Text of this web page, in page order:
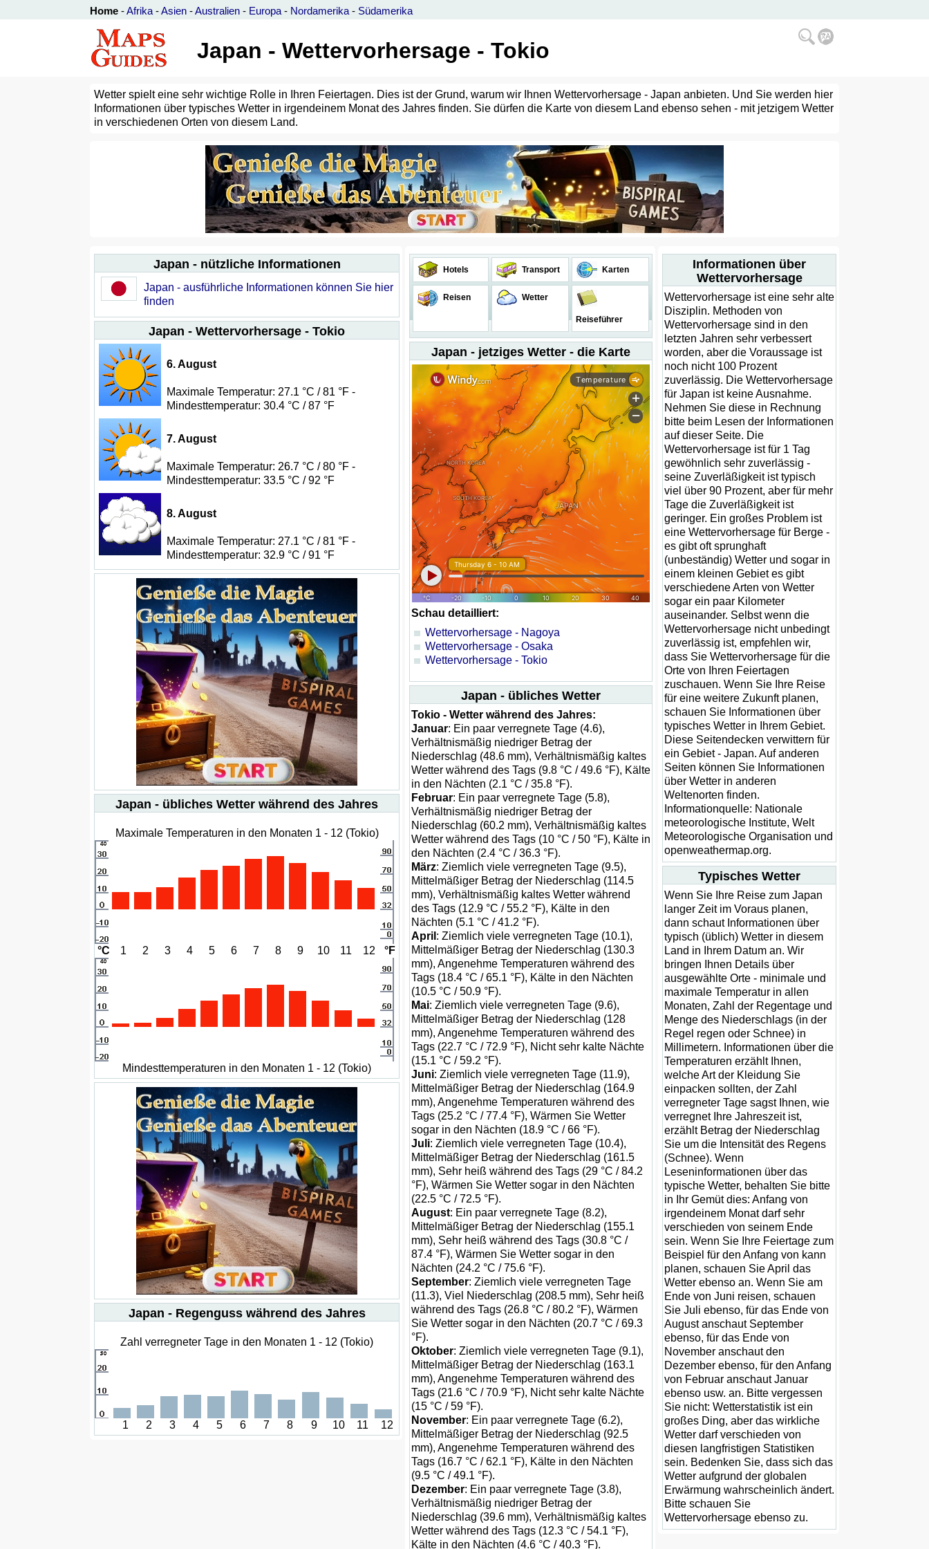
Home -Afrika -Asien -Australien - Europa - Nordamerika - Südamerika
Japan - Wettervorhersage - Tokio
Wetter spielt eine sehr wichtige Rolle in Ihren Feiertagen. Dies ist der Grund, warum wir Ihnen Wettervorhersage - Japan anbieten. Und Sie werden hier
Informationen über typisches Wetter in irgendeinem Monat des Jahres finden. Sie dürfen die Karte von diesem Land ebenso sehen - mit jetzigem Wetter
in verschiedenen Orten von diesem Land.
Japan - nützliche Informationen
Japan - ausführliche Informationen können Sie hier
finden
Japan - Wettervorhersage - Tokio
6. August
Maximale Temperatur: 27.1 °C / 81 °F -
Mindesttemperatur: 30.4 °C / 87 °F
7. August
Maximale Temperatur: 26.7 °C / 80 °F -
Mindesttemperatur: 33.5 °C / 92 °F
8. August
Maximale Temperatur: 27.1 °C / 81 °F -
Mindesttemperatur: 32.9 °C / 91 °F
Japan - übliches Wetter während des Jahres
Maximale Temperaturen in den Monaten 1 - 12 (Tokio)
°C 1 2 3 4 5 6 7 8 9 10 11 12 °F
Mindesttemperaturen in den Monaten 1 - 12 (Tokio)
Japan - Regenguss während des Jahres
Zahl verregneter Tage in den Monaten 1 - 12 (Tokio)
1 2 3 4 5 6 7 8 9 10 11 12
Hotels Transport Karten
Reisen Wetter
Reiseführer
Japan - jetziges Wetter - die Karte
Schau detailliert:
Wettervorhersage - Nagoya
Wettervorhersage - Osaka
Wettervorhersage - Tokio
Japan - übliches Wetter
Tokio - Wetter während des Jahres:
Januar: Ein paar verregnete Tage (4.6),
Verhältnismäßig niedriger Betrag der
Niederschlag (48.6 mm), Verhältnismäßig kaltes
Wetter während des Tags (9.8 °C / 49.6 °F), Kälte
in den Nächten (2.1 °C / 35.8 °F).
Februar: Ein paar verregnete Tage (5.8),
Verhältnismäßig niedriger Betrag der
Niederschlag (60.2 mm), Verhältnismäßig kaltes
Wetter während des Tags (10 °C / 50 °F), Kälte in
den Nächten (2.4 °C / 36.3 °F).
März: Ziemlich viele verregneten Tage (9.5),
Mittelmäßiger Betrag der Niederschlag (114.5
mm), Verhältnismäßig kaltes Wetter während
des Tags (12.9 °C / 55.2 °F), Kälte in den
Nächten (5.1 °C / 41.2 °F).
April : Ziemlich viele verregneten Tage (10.1),
Mittelmäßiger Betrag der Niederschlag (130.3
mm), Angenehme Temperaturen während des
Tags (18.4 °C / 65.1 °F), Kälte in den Nächten
(10.5 °C / 50.9 °F).
Mai: Ziemlich viele verregneten Tage (9.6),
Mittelmäßiger Betrag der Niederschlag (128
mm), Angenehme Temperaturen während des
Tags (22.7 °C / 72.9 °F), Nicht sehr kalte Nächte
(15.1 °C / 59.2 °F).
Juni: Ziemlich viele verregneten Tage (11.9),
Mittelmäßiger Betrag der Niederschlag (164.9
mm), Angenehme Temperaturen während des
Tags (25.2 °C / 77.4 °F), Wärmen Sie Wetter
sogar in den Nächten (18.9 °C / 66 °F).
Juli: Ziemlich viele verregneten Tage (10.4),
Mittelmäßiger Betrag der Niederschlag (161.5
mm), Sehr heiß während des Tags (29 °C / 84.2
°F), Wärmen Sie Wetter sogar in den Nächten
(22.5 °C / 72.5 °F).
August: Ein paar verregnete Tage (8.2),
Mittelmäßiger Betrag der Niederschlag (155.1
mm), Sehr heiß während des Tags (30.8 °C /
87.4 °F), Wärmen Sie Wetter sogar in den
Nächten (24.2 °C / 75.6 °F).
September: Ziemlich viele verregneten Tage
(11.3), Viel Niederschlag (208.5 mm), Sehr heiß
während des Tags (26.8 °C / 80.2 °F), Wärmen
Sie Wetter sogar in den Nächten (20.7 °C / 69.3
°F).
Oktober: Ziemlich viele verregneten Tage (9.1),
Mittelmäßiger Betrag der Niederschlag (163.1
mm), Angenehme Temperaturen während des
Tags (21.6 °C / 70.9 °F), Nicht sehr kalte Nächte
(15 °C / 59 °F).
November: Ein paar verregnete Tage (6.2),
Mittelmäßiger Betrag der Niederschlag (92.5
mm), Angenehme Temperaturen während des
Tags (16.7 °C / 62.1 °F), Kälte in den Nächten
(9.5 °C / 49.1 °F).
Dezember: Ein paar verregnete Tage (3.8),
Verhältnismäßig niedriger Betrag der
Niederschlag (39.6 mm), Verhältnismäßig kaltes
Wetter während des Tags (12.3 °C / 54.1 °F),
Kälte in den Nächten (4.6 °C / 40.3 °F).
Informationen über
Wettervorhersage
Wettervorhersage ist eine sehr alte
Disziplin. Methoden von
Wettervorhersage sind in den
letzten Jahren sehr verbessert
worden, aber die Voraussage ist
noch nicht 100 Prozent
zuverlässig. Die Wettervorhersage
für Japan ist keine Ausnahme.
Nehmen Sie diese in Rechnung
bitte beim Lesen der Informationen
auf dieser Seite. Die
Wettervorhersage ist für 1 Tag
gewöhnlich sehr zuverlässig -
seine Zuverläßigkeit ist typisch
viel über 90 Prozent, aber für mehr
Tage die Zuverläßigkeit ist
geringer. Ein großes Problem ist
eine Wettervorhersage für Berge -
es gibt oft sprunghaft
(unbeständig) Wetter und sogar in
einem kleinen Gebiet es gibt
verschiedene Arten von Wetter
sogar ein paar Kilometer
auseinander. Selbst wenn die
Wettervorhersage nicht unbedingt
zuverlässig ist, empfehlen wir,
dass Sie Wettervorhersage für die
Orte von Ihren Feiertagen
zuschauen. Wenn Sie Ihre Reise
für eine weitere Zukunft planen,
schauen Sie Informationen über
typisches Wetter in Ihrem Gebiet.
Diese Seitendecken verwittern für
ein Gebiet - Japan. Auf anderen
Seiten können Sie Informationen
über Wetter in anderen
Weltenorten finden.
Informationquelle: Nationale
meteorologische Institute, Welt
Meteorologische Organisation und
openweathermap.org.
Typisches Wetter
Wenn Sie Ihre Reise zum Japan
langer Zeit im Voraus planen,
dann schaut Informationen über
typisch (üblich) Wetter in diesem
Land in Ihrem Datum an. Wir
bringen Ihnen Details über
ausgewählte Orte - minimale und
maximale Temperatur in allen
Monaten, Zahl der Regentage und
Menge des Niederschlags (in der
Regel regen oder Schnee) in
Millimetern. Informationen über die
Temperaturen erzählt Ihnen,
welche Art der Kleidung Sie
einpacken sollten, der Zahl
verregneter Tage sagst Ihnen, wie
verregnet Ihre Jahreszeit ist,
erzählt Betrag der Niederschlag
Sie um die Intensität des Regens
(Schnee). Wenn
Leseninformationen über das
typische Wetter, behalten Sie bitte
in Ihr Gemüt dies: Anfang von
irgendeinem Monat darf sehr
verschieden von seinem Ende
sein. Wenn Sie Ihre Feiertage zum
Beispiel für den Anfang von kann
planen, schauen Sie April das
Wetter ebenso an. Wenn Sie am
Ende von Juni reisen, schauen
Sie Juli ebenso, für das Ende von
August anschaut September
ebenso, für das Ende von
November anschaut den
Dezember ebenso, für den Anfang
von Februar anschaut Januar
ebenso usw. an. Bitte vergessen
Sie nicht: Wetterstatistik ist ein
großes Ding, aber das wirkliche
Wetter darf verschieden von
diesen langfristigen Statistiken
sein. Bedenken Sie, dass sich das
Wetter aufgrund der globalen
Erwärmung wahrscheinlich ändert.
Bitte schauen Sie
Wettervorhersage ebenso zu.